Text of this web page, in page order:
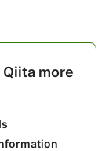
Qiita more